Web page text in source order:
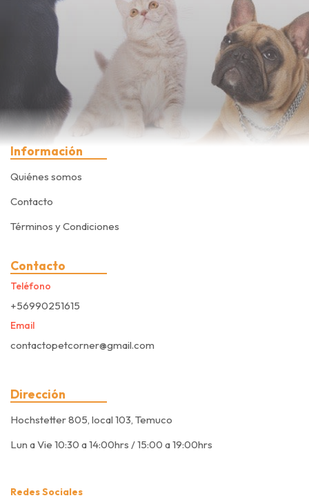
Información
Quiénes somos
Contacto
Términos y Condiciones
Contacto
Teléfono
+56990251615
Email
contactopetcorner@gmail.com
Dirección
Hochstetter 805, local 103, Temuco
Lun a Vie 10:30 a 14:00hrs / 15:00 a 19:00hrs
Redes Sociales